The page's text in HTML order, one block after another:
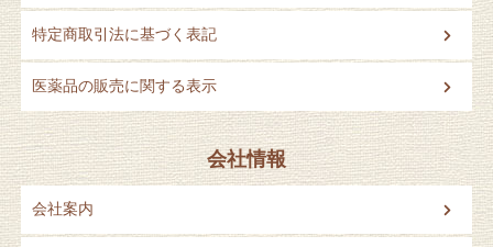
特定商取引法に基づく表記
医薬品の販売に関する表示
会社情報
会社案内